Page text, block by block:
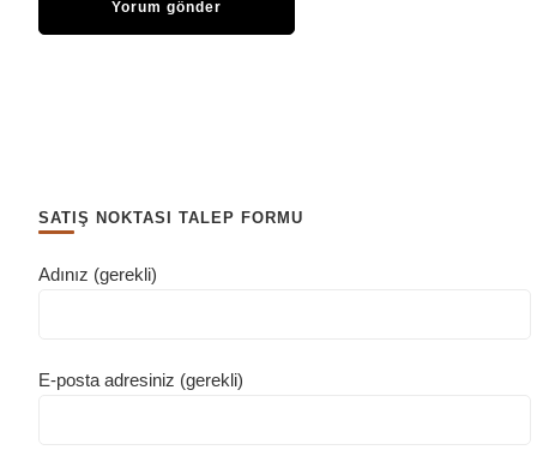
SATIŞ NOKTASI TALEP FORMU
Adınız (gerekli)
E-posta adresiniz (gerekli)